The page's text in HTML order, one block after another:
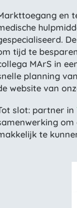
en
tijd te
MArS in
planning
website van
slot: partner in
te